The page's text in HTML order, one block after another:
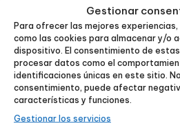
Gestionar
Para ofrecer las mejores
como las cookies para almacenar y/o
dispositivo. El consentimiento de
procesar datos como el
identificaciones únicas en este sitio.
consentimiento, puede afectar
características y funciones.
Gestionar los servicios
Servicios
Cartelería
Pantallas
Cines